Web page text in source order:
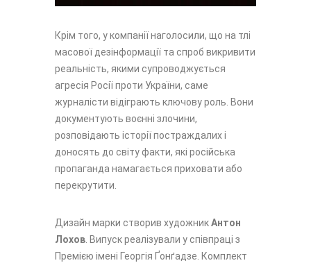
Крім того, у компанії наголосили, що на тлі
масової дезінформації та спроб викривити
реальність, якими супроводжується
агресія Росії проти України, саме
журналісти відіграють ключову роль. Вони
документують воєнні злочини,
розповідають історії постраждалих і
доносять до світу факти, які російська
пропаганда намагається приховати або
перекрутити.
Дизайн марки створив художникАнтон
Лохов. Випуск реалізували у співпраці з
Премією імені Георгія Ґонґадзе. Комплект